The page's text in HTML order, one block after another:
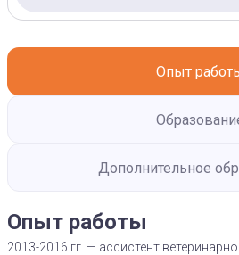
Опыт
Дополнительное
Опыт работы
2013-2016 гг. — ассистент